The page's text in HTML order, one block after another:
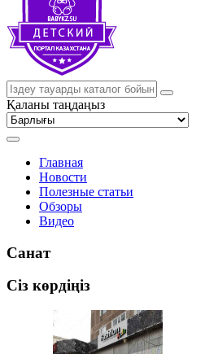
Қаланы таңдаңыз
Главная
Новости
Полезные статьи
Обзоры
Видео
Санат
Сіз көрдіңіз